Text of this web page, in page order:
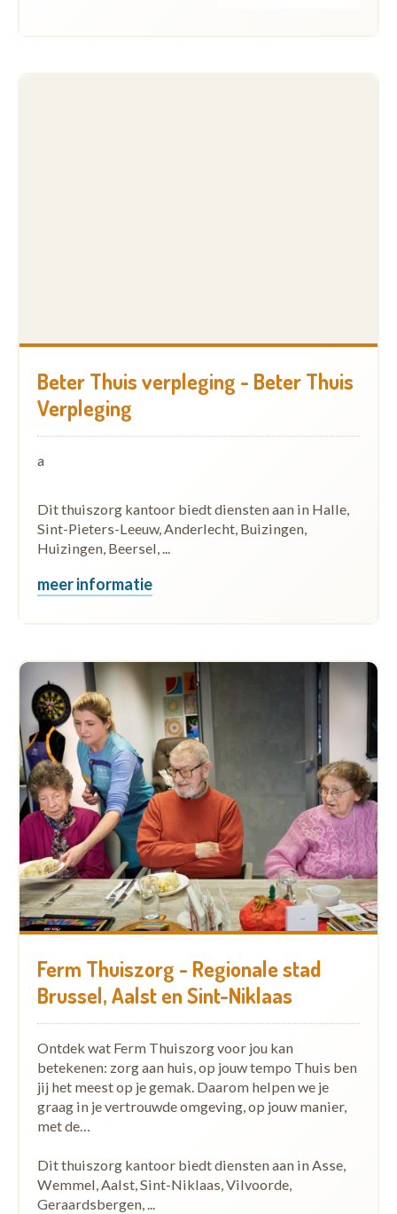
Beter Thuis verpleging - Beter Thuis
Verpleging
a
Dit thuiszorg kantoor biedt diensten aan in Halle,
Sint-Pieters-Leeuw, Anderlecht, Buizingen,
Huizingen, Beersel, ...
meer informatie
Ferm Thuiszorg - Regionale stad
Brussel, Aalst en Sint-Niklaas
Ontdek wat Ferm Thuiszorg voor jou kan
betekenen: zorg aan huis, op jouw tempo Thuis ben
jij het meest op je gemak. Daarom helpen we je
graag in je vertrouwde omgeving, op jouw manier,
met de…
Dit thuiszorg kantoor biedt diensten aan in Asse,
Wemmel, Aalst, Sint-Niklaas, Vilvoorde,
Geraardsbergen, ...